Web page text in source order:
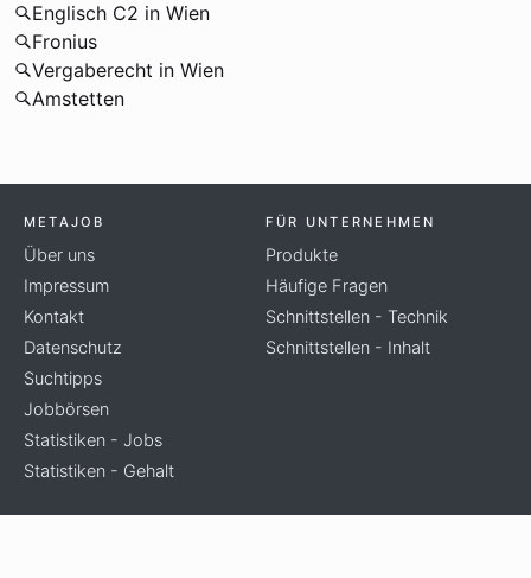
Englisch C2 in Wien
Fronius
Vergaberecht in Wien
Amstetten
METAJOB
Über uns
Impressum
Kontakt
Datenschutz
Suchtipps
Jobbörsen
Statistiken - Jobs
Statistiken - Gehalt
FÜR UNTERNEHMEN
Produkte
Häufige Fragen
Schnittstellen - Technik
Schnittstellen - Inhalt